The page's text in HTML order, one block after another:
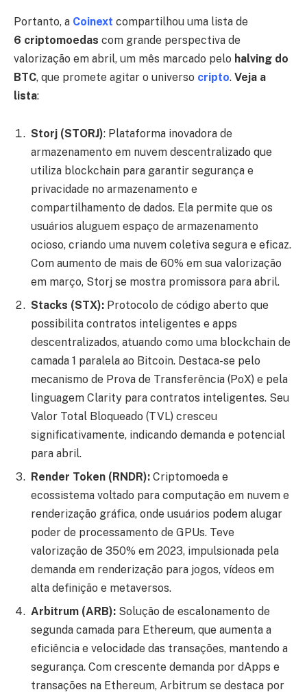
Portanto, a Coinext compartilhou uma lista de
6 criptomoedas com grande perspectiva de
valorização em abril, um mês marcado pelo halving do
BTC, que promete agitar o universo cripto. Veja a
lista:
Storj (STORJ): Plataforma inovadora de
armazenamento em nuvem descentralizado que
utiliza blockchain para garantir segurança e
privacidade no armazenamento e
compartilhamento de dados. Ela permite que os
usuários aluguem espaço de armazenamento
ocioso, criando uma nuvem coletiva segura e eficaz.
Com aumento de mais de 60% em sua valorização
em março, Storj se mostra promissora para abril.
Stacks (STX): Protocolo de código aberto que
possibilita contratos inteligentes e apps
descentralizados, atuando como uma blockchain de
camada 1 paralela ao Bitcoin. Destaca-se pelo
mecanismo de Prova de Transferência (PoX) e pela
linguagem Clarity para contratos inteligentes. Seu
Valor Total Bloqueado (TVL) cresceu
significativamente, indicando demanda e potencial
para abril.
Render Token (RNDR): Criptomoeda e
ecossistema voltado para computação em nuvem e
renderização gráfica, onde usuários podem alugar
poder de processamento de GPUs. Teve
valorização de 350% em 2023, impulsionada pela
demanda em renderização para jogos, vídeos em
alta definição e metaversos.
Arbitrum (ARB): Solução de escalonamento de
segunda camada para Ethereum, que aumenta a
eficiência e velocidade das transações, mantendo a
segurança. Com crescente demanda por dApps e
transações na Ethereum, Arbitrum se destaca por